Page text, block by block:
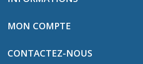
MON COMPTE
CONTACTEZ-NOUS